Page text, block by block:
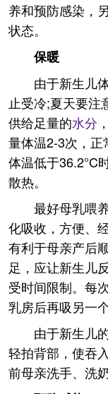
养和预防感染，
状态。
保暖
由于新生儿
止受冷;夏天要注
供给足量的水分
量体温2-3次，正
体温低于36.2°C
散热。
最好母乳喂
化吸收，方便、
有利于母亲产后
足，应让新生儿
受时间限制。每
乳房后再吸另一个
由于新生儿
轻拍背部，使吞
前母亲洗手、洗